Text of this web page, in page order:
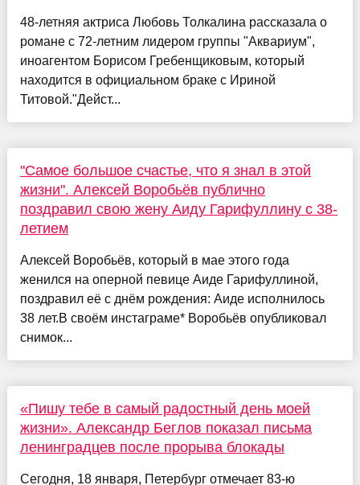
48-летняя актриса Любовь Толкалина рассказала о
романе с 72-летним лидером группы "Аквариум",
иноагентом Борисом Гребенщиковым, который
находится в официальном браке с Ириной
Титовой."Дейст...
"Самое большое счастье, что я знал в этой
жизни". Алексей Воробьёв публично
поздравил свою жену Аиду Гарифуллину с 38-
летием
Алексей Воробьёв, который в мае этого года
женился на оперной певице Аиде Гарифуллиной,
поздравил её с днём рождения: Аиде исполнилось
38 лет.В своём инстаграме* Воробьёв опубликовал
снимок...
«Пишу тебе в самый радостный день моей
жизни». Александр Беглов показал письма
ленинградцев после прорыва блокады
Сегодня, 18 января, Петербург отмечает 83-ю